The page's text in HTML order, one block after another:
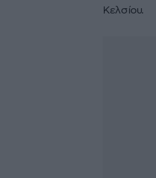
Κελσίου.